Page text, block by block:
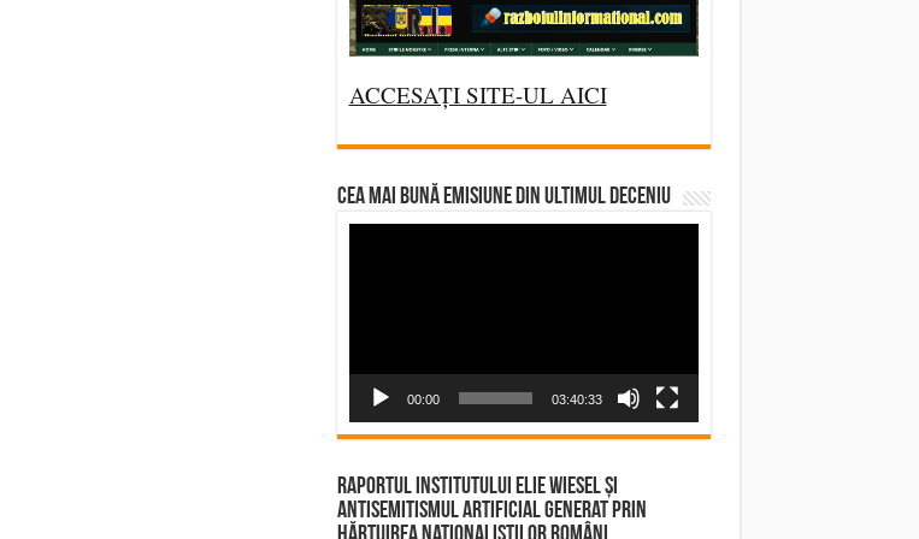
ACCESAȚI SITE-UL AICI
CEA MAI BUNĂ EMISIUNE DIN ULTIMUL DECENIU
00:00 03:40:33
Raportul Institutului Elie Wiesel și
Antisemitismul Artificial Generat prin